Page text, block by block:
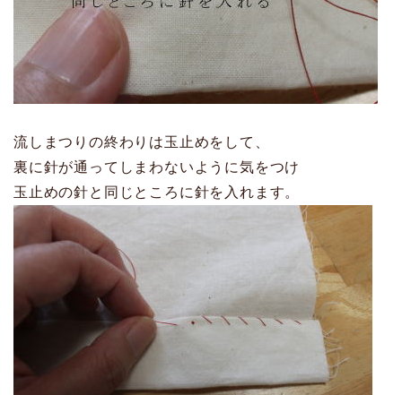
流しまつりの終わりは玉止めをして、
裏に針が通ってしまわないように気をつけ
玉止めの針と同じところに針を入れます。